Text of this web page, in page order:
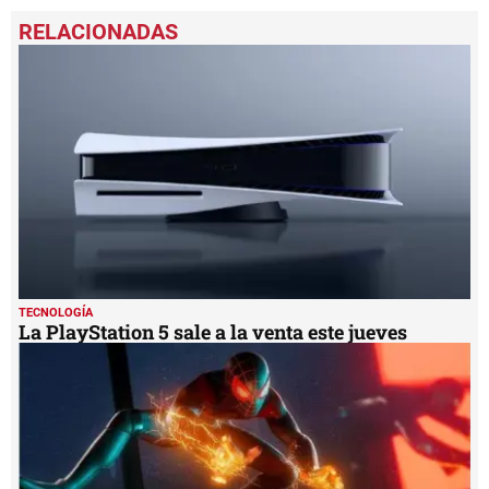
TECNOLOGÍA
La PlayStation 5 sale a la venta este jueves